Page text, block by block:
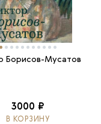
Борисов-Мусатов
3000 ₽
В КОРЗИНУ